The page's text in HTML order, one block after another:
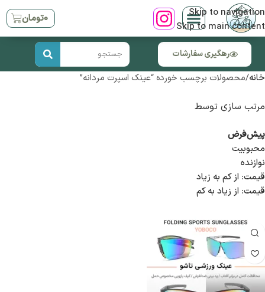
Skip to navigation
Skip to main content
۰تومان
رهگیری سفارشات
خانه محصولات برچسب خورده “عینک اسپرت مردانه”
مرتب سازی توسط
پیش‌فرض
محبوبیت
نوازنده
قیمت: از کم به زیاد
قیمت: از زیاد به کم